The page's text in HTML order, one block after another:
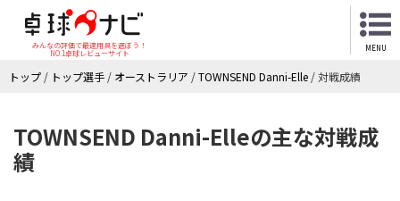
みんなの評価で最適用具を選ぼう！
NO.1卓球レビューサイト
MENU
トップ / トップ選手 / オーストラリア /TOWNSEND Danni-Elle /対戦成績
TOWNSEND Danni-Elleの主な対戦成
績